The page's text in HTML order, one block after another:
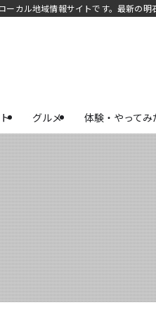
カル地域情報サイトです。最新の明
グルメ 体験・やってみ